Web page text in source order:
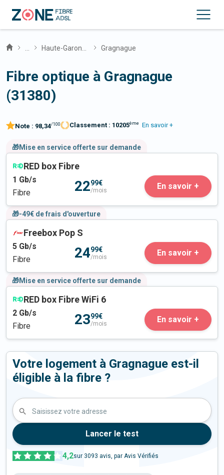
Gragnague
Fibre optique à Gragnague
(31380)
Note : 98,34/100 Classement : 10205ème En savoir +
🎁Mise en service offerte sur demande
RED box Fibre
1 Gb/s
Fibre
2299€
/mois En savoir +
🎁-49€ de frais d'ouverture
Freebox Pop S
5 Gb/s
Fibre
2499€
/mois En savoir +
🎁Mise en service offerte sur demande
RED box Fibre WiFi 6
2 Gb/s
Fibre
2399€
/mois En savoir +
Votre logement à Gragnague est-il
éligible à la fibre ?
Saisissez votre adresse
Lancer le test
4,2sur 3093 avis, par Avis Vérifiés